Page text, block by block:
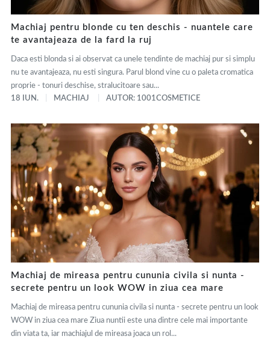
Machiaj pentru blonde cu ten deschis - nuantele care
te avantajeaza de la fard la ruj
Daca esti blonda si ai observat ca unele tendinte de machiaj pur si simplu
nu te avantajeaza, nu esti singura. Parul blond vine cu o paleta cromatica
proprie - tonuri deschise, stralucitoare sau...
18 IUN.
MACHIAJ AUTOR: 1001COSMETICE
Machiaj de mireasa pentru cununia civila si nunta -
secrete pentru un look WOW in ziua cea mare
Machiaj de mireasa pentru cununia civila si nunta - secrete pentru un look
WOW in ziua cea mare Ziua nuntii este una dintre cele mai importante
din viata ta, iar machiajul de mireasa joaca un rol...